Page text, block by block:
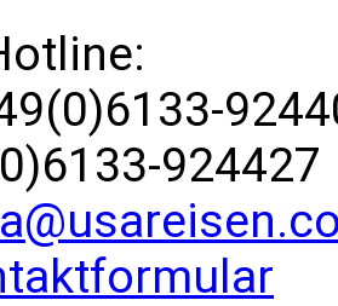
924427